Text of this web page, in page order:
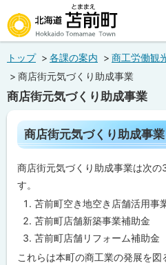
文
メ
ュ
北海道苫前町
Hokkaido Tomamae Town
トップ 各課の案内
商工労働観
商店街元気づくり助成事業
商店街元気づくり助成事業
ペ
ー
ジ
内
目
次
商
街
元
気
づ
商店街元気づくり助成事
商店街元気づくり助成事業は次
す。
苫前町空き地空き店舗活用事
苫前町店舗新築事業補助金
苫前町店舗リフォーム補助金
これらは本町の商工業の発展を